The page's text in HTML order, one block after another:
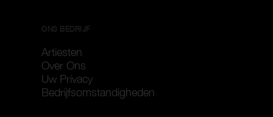
ONS BEDRIJF
Artiesten
Over Ons
Uw Privacy
Bedrijfsomstandigheden